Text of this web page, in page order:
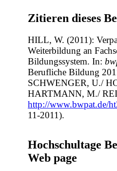
Zitieren dieses
HILL, W. (2011):
Weiterbildung an
Bildungssystem. In:
Berufliche Bildung
SCHWENGER, U./
HARTMANN, M./
http://www.bwpat.de/
11-2011).
Hochschultage
Web page